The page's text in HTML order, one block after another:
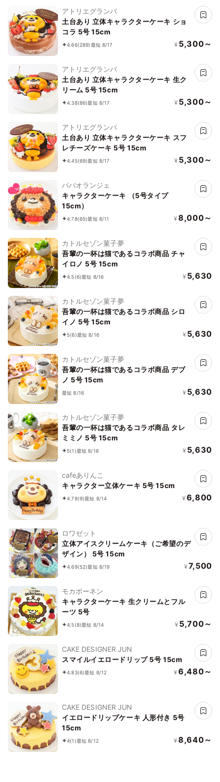
アトリエグランパ
土台あり 立体キャラクターケーキ ショ
コラ 5号 15cm
4.66(289)最短 8/17 ¥ 5,300～
アトリエグランパ
土台あり 立体キャラクターケーキ 生ク
リーム 5号 15cm
4.38(86)最短 8/17 ¥ 5,300～
アトリエグランパ
土台あり 立体キャラクターケーキ スフ
レチーズケーキ 5号 15cm
4.45(69)最短 8/17 ¥ 5,300～
パパオランジェ
キャラクターケーキ （5号タイプ
15cm）
4.78(65)最短 8/11 ¥ 8,000～
カトルセゾン菓子夢
吾輩の一杯は猫であるコラボ商品 チャ
イロノ 5号 15cm
4.5(6)最短 8/16 ¥ 5,630
カトルセゾン菓子夢
吾輩の一杯は猫であるコラボ商品 シロ
イノ 5号 15cm
5(6)最短 8/16 ¥ 5,630
カトルセゾン菓子夢
吾輩の一杯は猫であるコラボ商品 デブ
ノ 5号 15cm
最短 8/16 ¥ 5,630
カトルセゾン菓子夢
吾輩の一杯は猫であるコラボ商品 タレ
ミミノ 5号 15cm
5(1)最短 8/16 ¥ 5,630
cafeありんこ
キャラクター立体ケーキ 5号 15cm
4.78(9)最短 8/14 ¥ 6,800
ロワゼット
立体アイスクリームケーキ（ご希望のデ
ザイン） 5号 15cm
4.69(52)最短 8/19 ¥ 7,500
モカボーネン
キャラクターケーキ 生クリームとフル
ーツ 5号
4.5(8)最短 8/14 ¥ 5,700～
CAKE DESIGNER JUN
スマイルイエロードリップ 5号 15cm
4.83(6)最短 8/12 ¥ 6,480～
CAKE DESIGNER JUN
イエロードリップケーキ 人形付き 5号
15cm
4(1)最短 8/12 ¥ 8,640～